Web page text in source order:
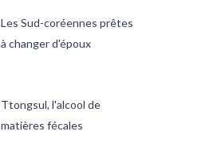
Les Sud-coréennes prêtes
à changer d'époux
Ttongsul, l'alcool de
matières fécales